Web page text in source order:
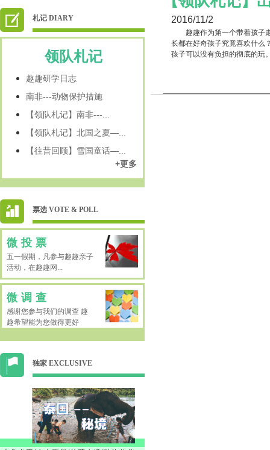
札记 DIARY
领队札记
趣趣研学日志
南非---动物保护措施
【领队札记】南非---...
【领队札记】北国之夏—...
【往昔回顾】雪国童话—...
+更多
票选 VOTE & POLL
微投票
五一假期，凡参与趣趣亲子
活动，在趣趣网...
微调查
感谢您参与我们的调查 趣
趣希望能为您做得更好
独家 EXCLUSIVE
2016/11/2
趣趣作为第一个带着孩子
长都在好奇孩子究竟喜欢什么
孩子可以没有负担的彻底的玩